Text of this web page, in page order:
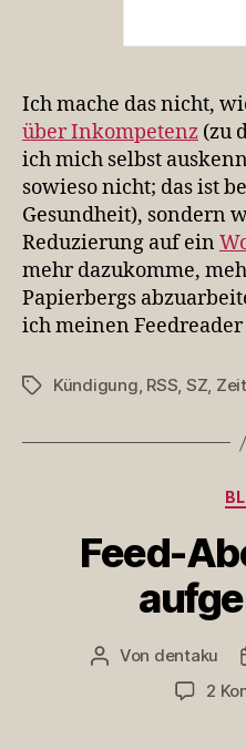
Ich mache das nicht,
über Inkompetenz (zu
ich mich selbst
sowieso nicht; das ist
Gesundheit), sondern
Reduzierung auf ein
mehr dazukomme,
Papierbergs
ich meinen
Schlagwörter
Kündigung, RSS, SZ,
Feed-
Beitragsautor
Von dentaku
2